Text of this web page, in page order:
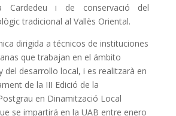
Cardedeu i de conservació del
tradicional al Vallès Oriental.
dirigida a técnicos de instituciones
que trabajan en el ámbito
del desarrollo local, i es realitzarà en
de la III Edició de la
en Dinamització Local
se impartirá en la UAB entre enero